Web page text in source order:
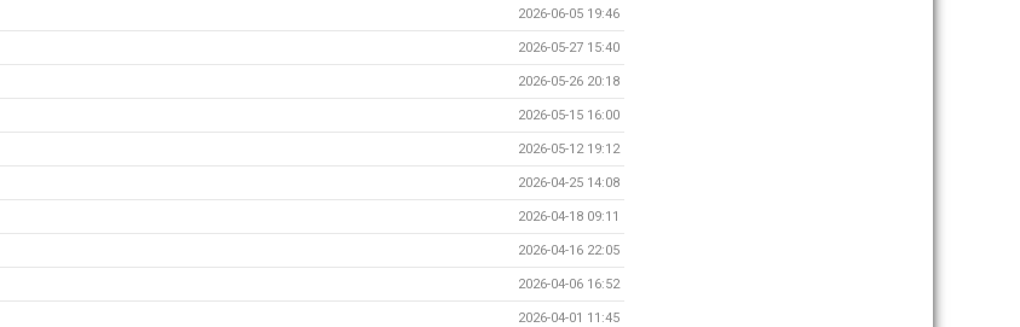
2026-06-05 19:46
2026-05-27 15:40
2026-05-26 20:18
2026-05-15 16:00
2026-05-12 19:12
2026-04-25 14:08
2026-04-18 09:11
2026-04-16 22:05
2026-04-06 16:52
2026-04-01 11:45